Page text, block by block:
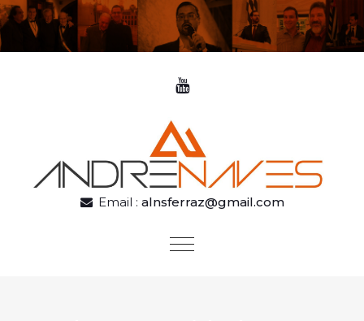
Skip to content
Email : alnsferraz@gmail.com
Toggle